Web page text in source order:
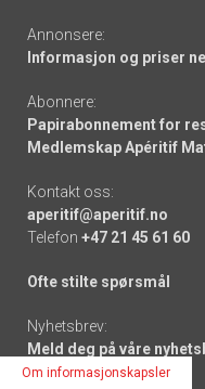
Annonsere:
Informasjon og priser
Abonnere:
Papirabonnement for
Medlemskap Apéritif
Kontakt oss:
aperitif@aperitif.no
Telefon +47 21 45 61 60
Ofte stilte spørsmål
Nyhetsbrev:
Meld deg på våre
Om informasjonskapsler